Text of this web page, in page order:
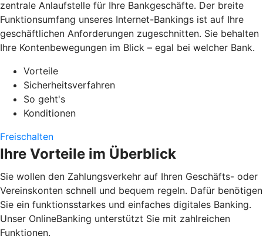
zentrale Anlaufstelle für Ihre Bankgeschäfte. Der breite
Funktionsumfang unseres Internet-Bankings ist auf Ihre
geschäftlichen Anforderungen zugeschnitten. Sie behalten
Ihre Kontenbewegungen im Blick – egal bei welcher Bank.
Vorteile
Sicherheitsverfahren
So geht's
Konditionen
Freischalten
Ihre Vorteile im Überblick
Sie wollen den Zahlungsverkehr auf Ihren Geschäfts- oder
Vereinskonten schnell und bequem regeln. Dafür benötigen
Sie ein funktionsstarkes und einfaches digitales Banking.
Unser OnlineBanking unterstützt Sie mit zahlreichen
Funktionen.